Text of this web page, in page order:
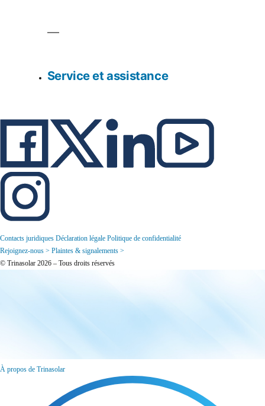
Service et assistance
Contacts juridiques Déclaration légale Politique de confidentialité
Rejoignez-nous > Plaintes & signalements >
© Trinasolar 2026 – Tous droits réservés
À propos de Trinasolar